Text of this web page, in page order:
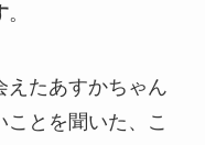
。
えたあすかちゃん
とを聞いた、こ